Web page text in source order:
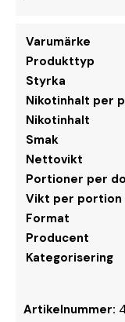
Varumärke
Produkttyp
Styrka
Nikotinhalt per
Nikotinhalt
Smak
Nettovikt
Portioner per
Vikt per portion
Format
Producent
Kategorisering
Artikelnummer: